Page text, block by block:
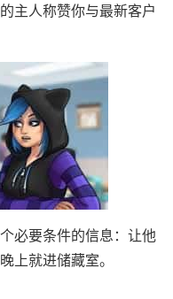
主人称赞你与最新客户
必要条件的信息：让他
上就进储藏室。